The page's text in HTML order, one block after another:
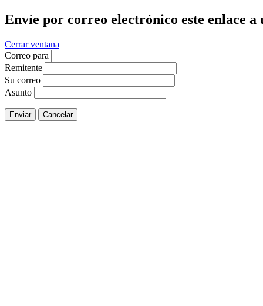
Envíe por correo electrónico este enlace a
Cerrar ventana
Correo para
Remitente
Su correo
Asunto
Enviar Cancelar